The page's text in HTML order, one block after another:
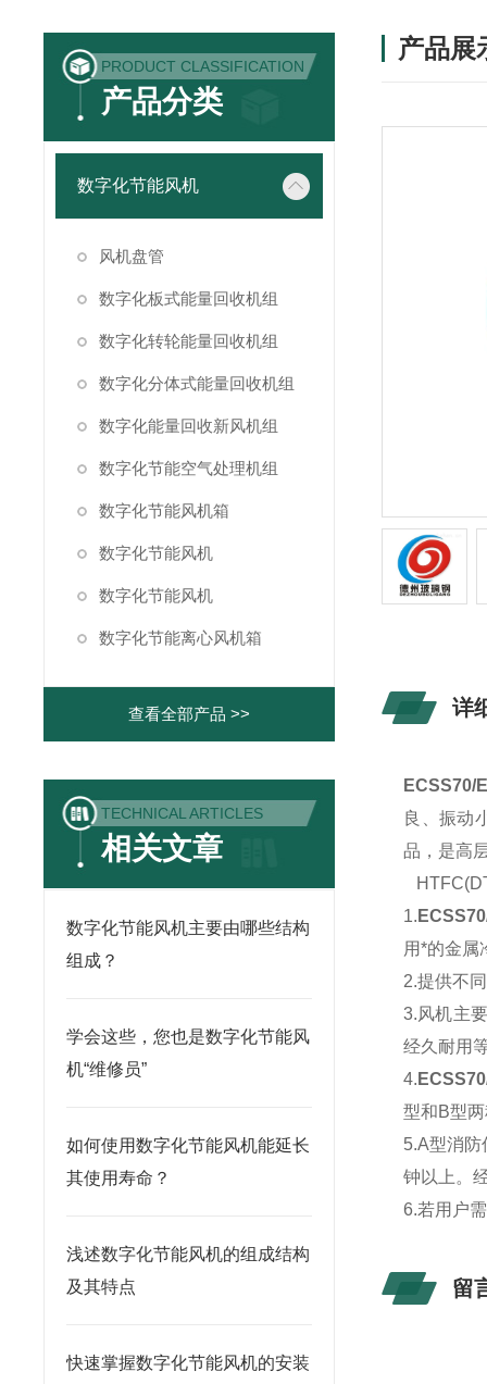
PRODUCT CLASSIFICATION
产品分类
数字化节能风机
风机盘管
数字化板式能量回收机组
数字化转轮能量回收机组
数字化分体式能量回收机组
数字化能量回收新风机组
数字化节能空气处理机组
数字化节能风机箱
数字化节能风机
数字化节能风机
数字化节能离心风机箱
查看全部产品 >>
TECHNICAL ARTICLES
相关文章
数字化节能风机主要由哪些结构
组成？
学会这些，您也是数字化节能风
机“维修员”
如何使用数字化节能风机能延长
其使用寿命？
浅述数字化节能风机的组成结构
及其特点
快速掌握数字化节能风机的安装
产品展
详
ECSS70/
良、振动
品，是高
1.
用*的金属
2.提供不
3.风机主
经久耐用
4.
型和B型
5.A型消
钟以上。
6.若用户
留